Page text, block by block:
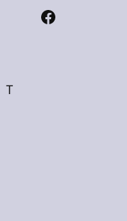
Facebook
T